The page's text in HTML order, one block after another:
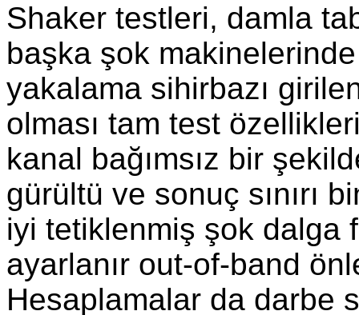
Shaker testleri, damla
başka şok
yakalama sihirbazı
olması tam test
kanal bağımsız bir
gürültü ve sonuç sınırı
iyi tetiklenmiş şok dalga
ayarlanır out-of-band
Hesaplamalar da darbe